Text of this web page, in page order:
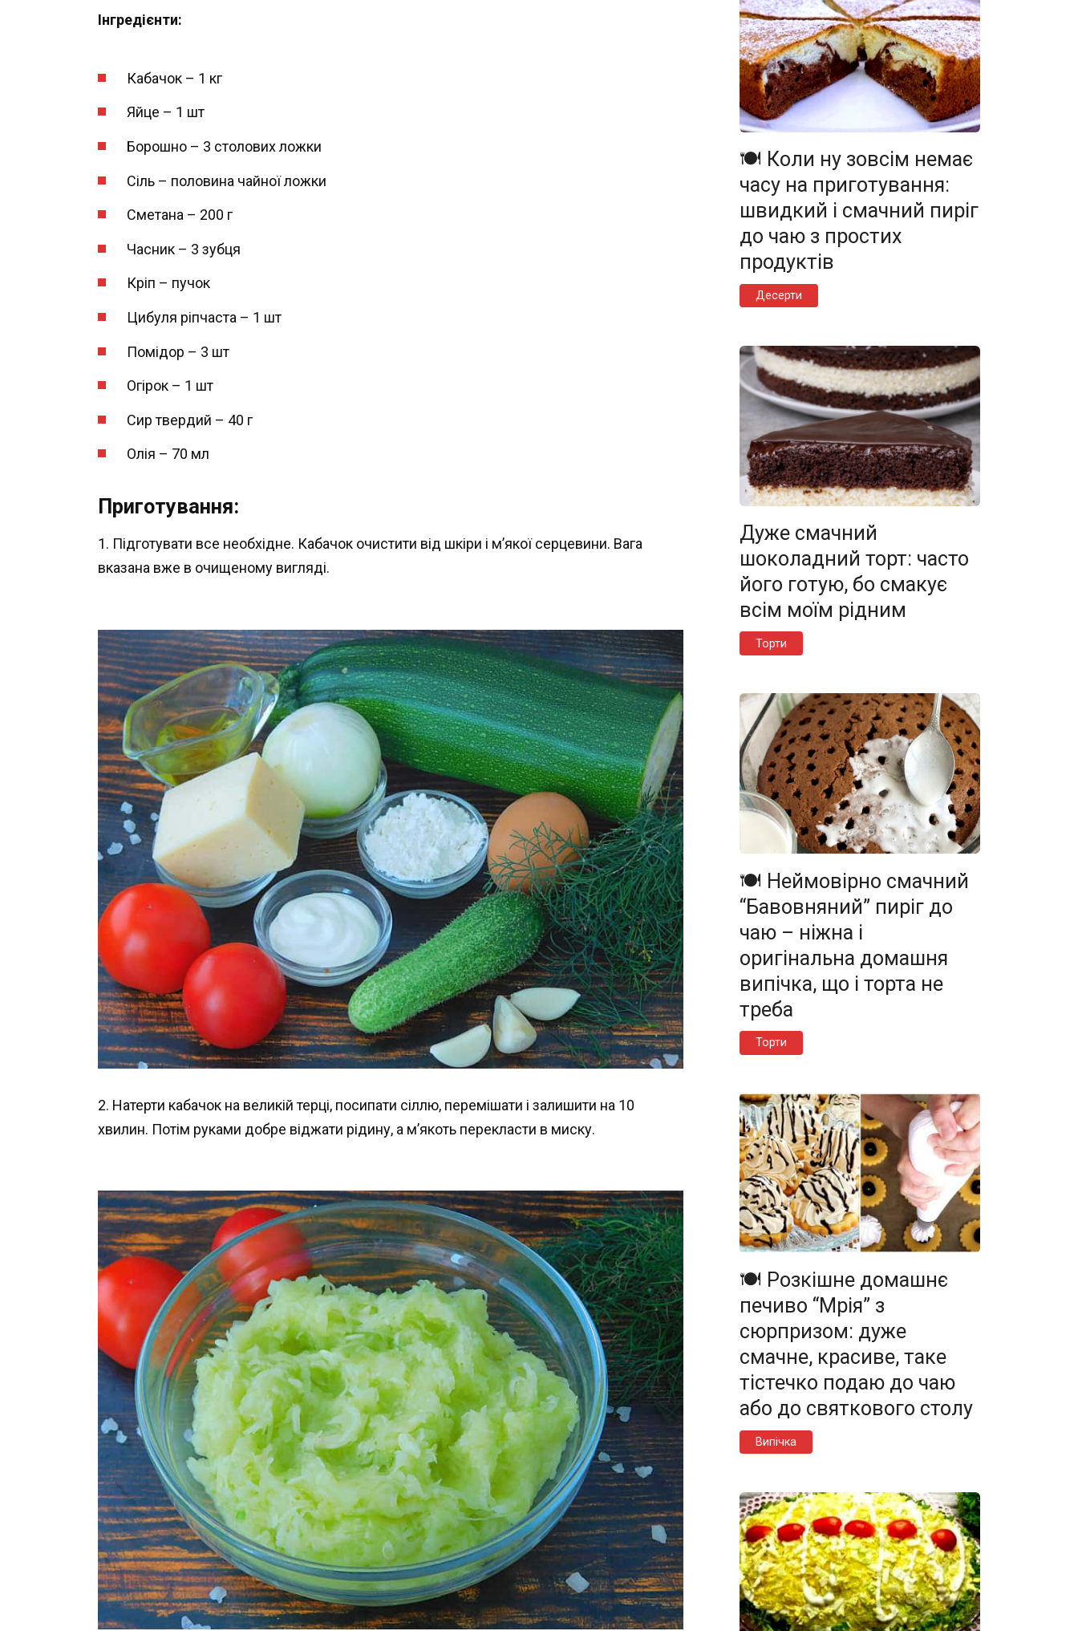
Інгредієнти:
Кабачок – 1 кг
Яйце – 1 шт
Борошно – 3 столових ложки
Сіль – половина чайної ложки
Сметана – 200 г
Часник – 3 зубця
Кріп – пучок
Цибуля ріпчаста – 1 шт
Помідор – 3 шт
Огірок – 1 шт
Сир твердий – 40 г
Олія – 70 мл
Приготування:
1. Підготувати все необхідне. Кабачок очистити від шкіри і м’якої серцевини. Вага
вказана вже в очищеному вигляді.
2. Натерти кабачок на великій терці, посипати сіллю, перемішати і залишити на 10
хвилин. Потім руками добре віджати рідину, а м’якоть перекласти в миску.
🍽️ Коли ну зовсім немає
часу на приготування:
швидкий і смачний пиріг
до чаю з простих
продуктів
Десерти
Дуже смачний
шоколадний торт: часто
його готую, бо смакує
всім моїм рідним
Торти
🍽️ Неймовірно смачний
“Бавовняний” пиріг до
чаю – ніжна і
оригінальна домашня
випічка, що і торта не
треба
Торти
🍽️ Розкішне домашнє
печиво “Мрія” з
сюрпризом: дуже
смачне, красиве, таке
тістечко подаю до чаю
або до святкового столу
Випічка